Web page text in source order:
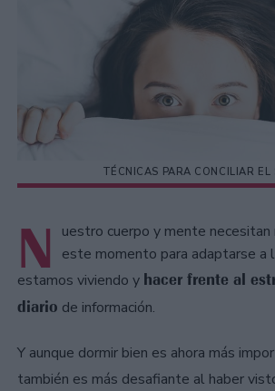
TÉCNICAS PARA CONCILIAR EL
N
uestro cuerpo y mente necesitan
este momento para adaptarse a
estamos viviendo y hacer frente al
diario de información.
Y aunque dormir bien es ahora más
también es más desafiante al haber